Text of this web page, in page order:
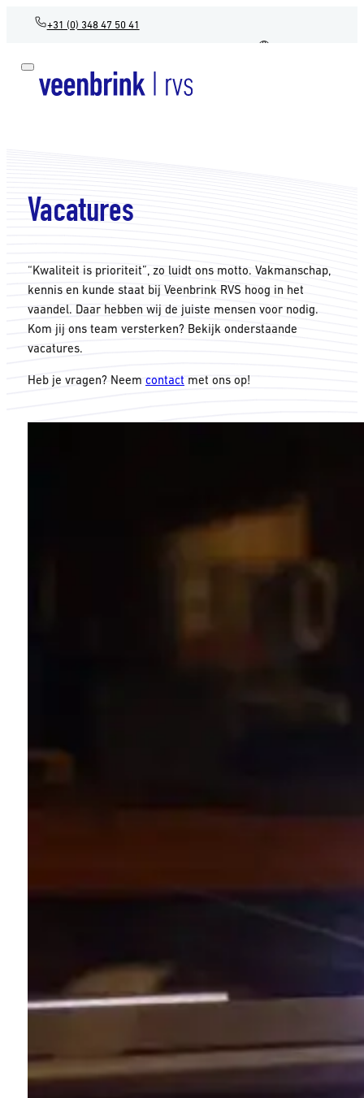
+31 (0) 348 47 50 41
Vacatures
“Kwaliteit is prioriteit”, zo luidt ons motto. Vakmanschap,
kennis en kunde staat bij Veenbrink RVS hoog in het
vaandel. Daar hebben wij de juiste mensen voor nodig.
Kom jij ons team versterken? Bekijk onderstaande
vacatures.
Heb je vragen? Neem contact met ons op!